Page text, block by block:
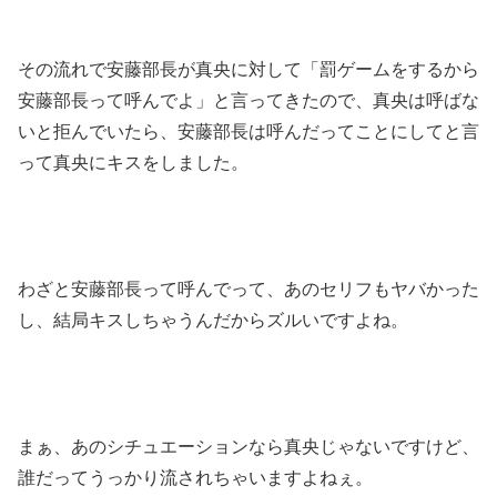
その流れで安藤部長が真央に対して「罰ゲームをするから
安藤部長って呼んでよ」と言ってきたので、真央は呼ばな
いと拒んでいたら、安藤部長は呼んだってことにしてと言
って真央にキスをしました。
わざと安藤部長って呼んでって、あのセリフもヤバかった
し、結局キスしちゃうんだからズルいですよね。
まぁ、あのシチュエーションなら真央じゃないですけど、
誰だってうっかり流されちゃいますよねぇ。